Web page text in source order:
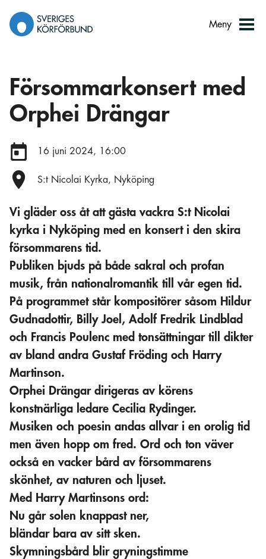
innehåll
Meny
Försommarkonsert med
Orphei Drängar
Datum:
16 juni 2024, 16:00
Plats:
S:t Nicolai Kyrka, Nyköping
Vi gläder oss åt att gästa vackra S:t Nicolai
kyrka i Nyköping med en konsert i den skira
försommarens tid.
Publiken bjuds på både sakral och profan
musik, från nationalromantik till vår egen tid.
På programmet står kompositörer såsom Hildur
Gudnadottir, Billy Joel, Adolf Fredrik Lindblad
och Francis Poulenc med tonsättningar till dikter
av bland andra Gustaf Fröding och Harry
Martinson.
Orphei Drängar dirigeras av körens
konstnärliga ledare Cecilia Rydinger.
Musiken och poesin andas allvar i en orolig tid
men även hopp om fred. Ord och ton väver
också en vacker bård av försommarens
skönhet, av naturen och ljuset.
Med Harry Martinsons ord:
Nu går solen knappast ner,
bländar bara av sitt sken.
Skymningsbård blir gryningstimme